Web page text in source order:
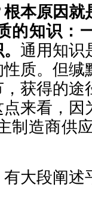
本原因就
的知识：
通用知识
质。但缄
获得的途
来看，因
制造商供
大段阐述